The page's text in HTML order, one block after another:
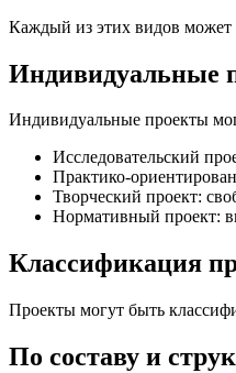
Каждый из этих видов может
Индивидуальные
Индивидуальные проекты
Исследовательский
Практико-
Творческий проект:
Нормативный проект:
Классификация
Проекты могут быть
По составу и